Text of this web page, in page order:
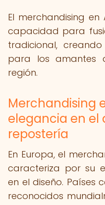
El merchandising
capacidad para
tradicional,
para los amantes
región.
Merchandising
elegancia en el
repostería
En Europa, el
caracteriza por su
en el diseño. Países
reconocidos